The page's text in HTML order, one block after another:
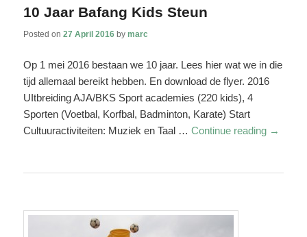
10 Jaar Bafang Kids Steun
Posted on27 April 2016 bymarc
Op 1 mei 2016 bestaan we 10 jaar. Lees hier wat we in die
tijd allemaal bereikt hebben. En download de flyer. 2016
UItbreiding AJA/BKS Sport academies (220 kids), 4
Sporten (Voetbal, Korfbal, Badminton, Karate) Start
Cultuuractiviteiten: Muziek en Taal …Continue reading →